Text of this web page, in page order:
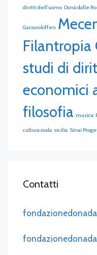
diritti dell'uomo Donà dalle
Garzaroloffen
Filantropia
studi di
economici
filosofia musica
cultura orala sicilia Sinai
Contatti